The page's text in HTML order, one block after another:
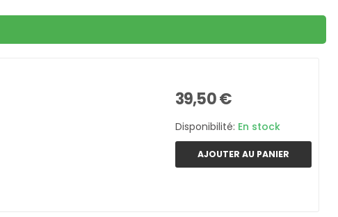
39,50 €
Disponibilité: En stock
AJOUTER AU PANIER